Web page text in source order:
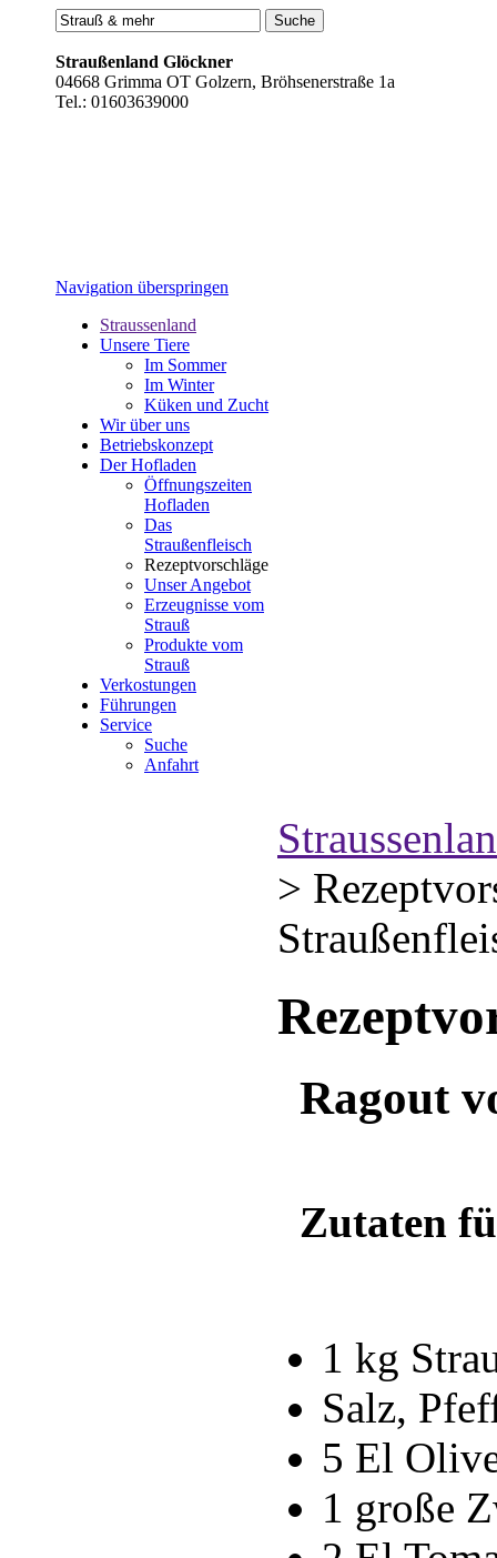
Straußenland Glöckner
04668 Grimma OT Golzern, Bröhsenerstraße 1a
Tel.: 01603639000
Navigation überspringen
Straussenland
Unsere Tiere
Im Sommer
Im Winter
Küken und Zucht
Wir über uns
Betriebskonzept
Der Hofladen
Öffnungszeiten
Hofladen
Das
Straußenfleisch
Rezeptvorschläge
Unser Angebot
Erzeugnisse vom
Strauß
Produkte vom
Strauß
Verkostungen
Führungen
Service
Suche
Anfahrt
>
Ragout
Zutaten
1 kg
Salz,
5 El
1 große